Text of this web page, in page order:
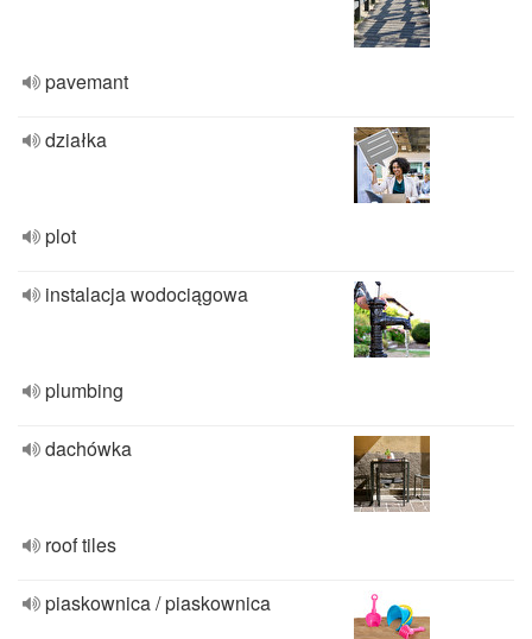
pavemant
działka
plot
instalacja wodociągowa
plumbing
dachówka
roof tiles
piaskownica / piaskownica